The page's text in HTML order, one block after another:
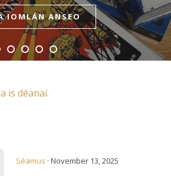
IOMLÁN ANSEO
is déanaí.
Séamus ·November 13, 2025